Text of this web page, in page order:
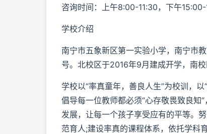
咨询时间：上午8:00-11:30，下午
学校介绍
南宁市五象新区第一实验小学，南宁市
号。北校区于2016年9月建成开学，南
学校以“率真童年，善良人生”为校训，
倡导每一位教师都必须“心存敬畏致良知
发展，让每一个孩子享受应有的平等。
范育人;建设率真的课程体系，依托学科